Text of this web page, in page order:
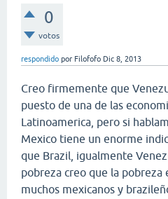
0
votos
respondido por Filofofo Dic 8, 2013
Creo firmemente que
puesto de una de las
Latinoamerica, pero si
Mexico tiene un enorme
que Brazil, igualmente
pobreza creo que la pobreza
muchos mexicanos y